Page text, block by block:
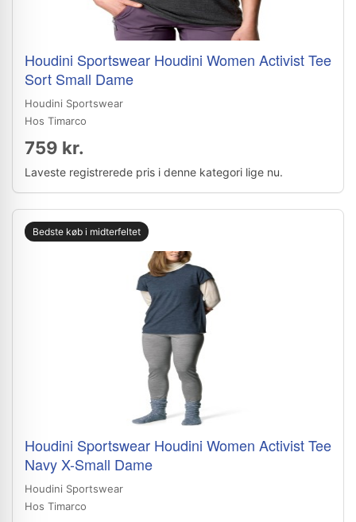
Houdini Sportswear Houdini Women Activist Tee
Sort Small Dame
Houdini Sportswear
Hos Timarco
759 kr.
Laveste registrerede pris i denne kategori lige nu.
Bedste køb i midterfeltet
Houdini Sportswear Houdini Women Activist Tee
Navy X-Small Dame
Houdini Sportswear
Hos Timarco